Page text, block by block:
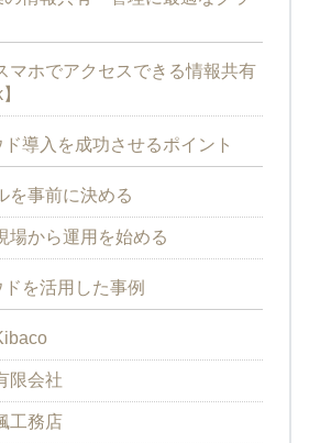
マホでアクセスできる情報共有
導入を成功させるポイント
を事前に決める
場から運用を始める
を活用した事例
限会社
工務店